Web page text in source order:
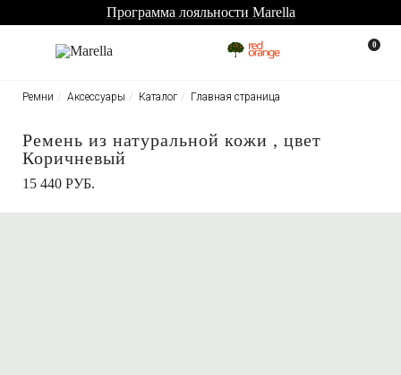
Программа лояльности Marella
0
Главная страница
Каталог
Аксессуары
Ремни
Ремень из натуральной кожи , цвет
Коричневый
15 440 РУБ.